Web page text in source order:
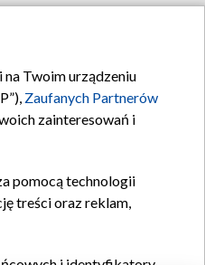
Twoim urządzeniu
Zaufanych Partnerów
zainteresowań i
pomocą technologii
treści oraz reklam,